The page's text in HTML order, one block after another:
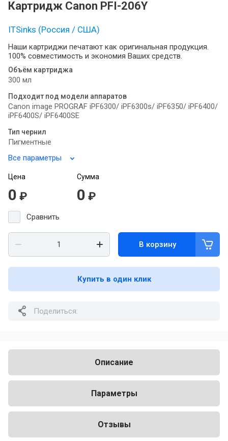
Картридж Canon PFI-206Y
ITSinks (Россия / США)
Наши картриджи печатают как оригинальная продукция.
100% совместимость и экономия Ваших средств.
Объём картриджа
300 мл
Подходит под модели аппаратов
Canon image PROGRAF iPF6300/ iPF6300s/ iPF6350/ iPF6400/
iPF6400S/ iPF6400SE
Тип чернил
Пигментные
Все параметры
Цена
0 ₽
Сумма
0 ₽
Сравнить
В корзину
Купить в один клик
Поделиться:
Описание
Параметры
Отзывы